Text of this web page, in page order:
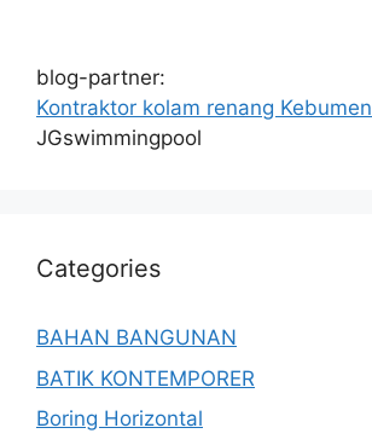
blog-partner:
Kontraktor kolam renang Kebumen
JGswimmingpool
Categories
BAHAN BANGUNAN
BATIK KONTEMPORER
Boring Horizontal